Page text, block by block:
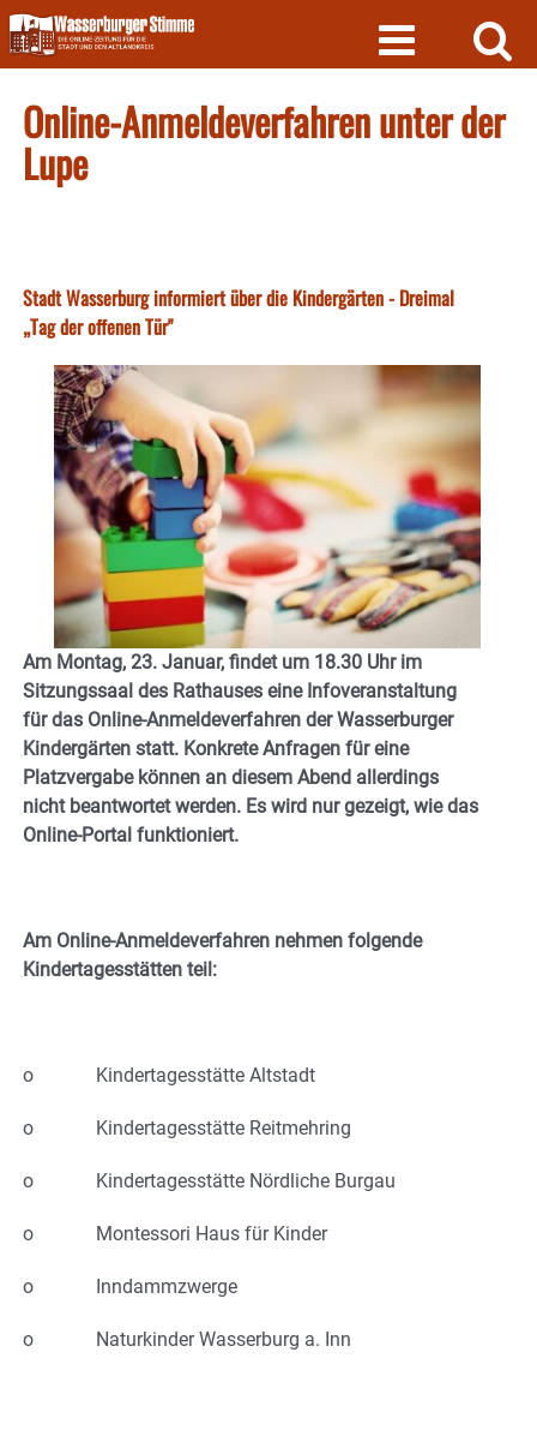
Skip
to
content
Online-Anmeldeverfahren unter der
Lupe
Stadt Wasserburg informiert über die Kindergärten - Dreimal
„Tag der offenen Tür"
Am Montag, 23. Januar, findet um 18.30 Uhr im
Sitzungssaal des Rathauses eine Infoveranstaltung
für das Online-Anmeldeverfahren der Wasserburger
Kindergärten statt. Konkrete Anfragen für eine
Platzvergabe können an diesem Abend allerdings
nicht beantwortet werden. Es wird nur gezeigt, wie das
Online-Portal funktioniert.
Am Online-Anmeldeverfahren nehmen folgende
Kindertagesstätten teil:
o Kindertagesstätte Altstadt
o Kindertagesstätte Reitmehring
o Kindertagesstätte Nördliche Burgau
o Montessori Haus für Kinder
o Inndammzwerge
o Naturkinder Wasserburg a. Inn